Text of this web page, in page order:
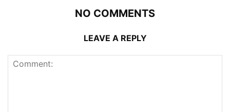
NO COMMENTS
LEAVE A REPLY